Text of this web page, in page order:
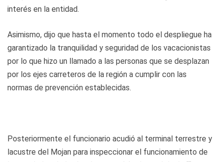
interés en la entidad.
Asimismo, dijo que hasta el momento todo el despliegue ha
garantizado la tranquilidad y seguridad de los vacacionistas
por lo que hizo un llamado a las personas que se desplazan
por los ejes carreteros de la región a cumplir con las
normas de prevención establecidas.
Posteriormente el funcionario acudió al terminal terrestre y
lacustre del Mojan para inspeccionar el funcionamiento de